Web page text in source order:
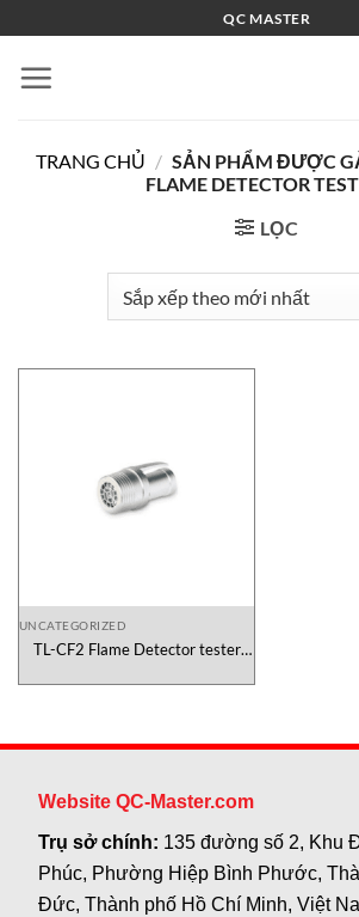
qua
nội
QC MASTER
TRANG CHỦ / SẢN PHẨM ĐƯỢC
FLAME DETECTOR
LỌC
UNCATEGORIZED
TL-CF2 Flame Detector tester
Website QC-Master.com
Trụ sở chính: 135 đường số 2, Khu
Phúc, Phường Hiệp Bình Phước,
Đức, Thành phố Hồ Chí Minh, Việt